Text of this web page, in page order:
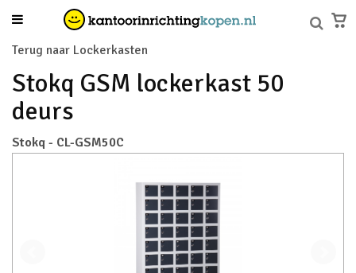
Terug naar Lockerkasten
Stokq GSM lockerkast 50
deurs
Stokq - CL-GSM50C